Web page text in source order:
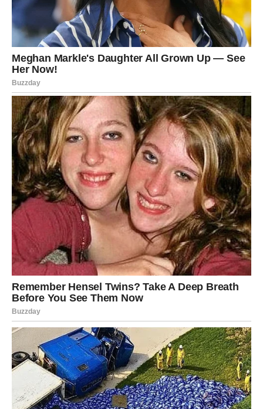
Vaš trud konačno postaje vidljiv.
Mnogi Lavovi mogli bi dobiti priznanje, napredovanje ili
priliku koja će ih dovesti korak bliže finansijskoj
sigurnosti.
Ako razmišljate o pokretanju vlastitog posla ili novom
projektu, zvijezde pokazuju da je pred vama period u
kojem hrabri potezi mogu donijeti velike rezultate.
JEDNA OSOBA IGRA VAŽNU
ULOGU U VAŠOJ SREĆI
U narednom periodu u vaš život ulazi osoba koja bi mogla
imati veoma značajan uticaj na vašu budućnost.
To može biti poslovni saradnik, prijatelj ili neko koga ćete
upoznati sasvim slučajno.
Nemojte podcjenjivati nove kontakte.
Ponekad upravo jedna osoba otvara vrata uspjeha koja su
godinama bila zatvorena.
LJUBAV I NOVAC KONAČNO IDU